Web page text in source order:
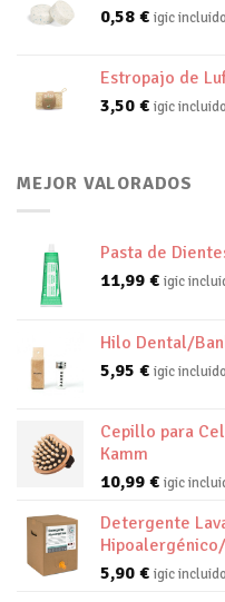
0,58 € igic incluido
Estropajo de
3,50 € igic incluido
MEJOR VALORADOS
Pasta de
11,99 € igic
Hilo Dental/
5,95 € igic incluido
Cepillo para
Kamm
10,99 € igic
Detergente
5,90 € igic incluido